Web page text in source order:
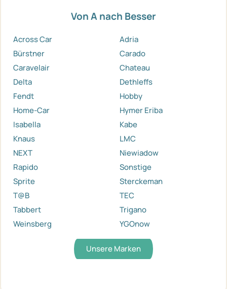
Von A nach Besser
Across Car
Adria
Bürstner
Carado
Caravelair
Chateau
Delta
Dethleffs
Fendt
Hobby
Home-Car
Hymer Eriba
Isabella
Kabe
Knaus
LMC
NEXT
Niewiadow
Rapido
Sonstige
Sprite
Sterckeman
T@B
TEC
Tabbert
Trigano
Weinsberg
YGOnow
Unsere Marken